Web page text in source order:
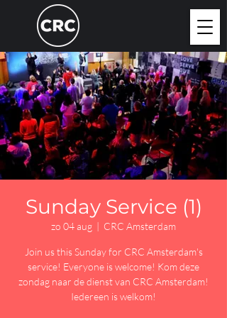
Sunday Service (1)
zo 04 aug
  |
CRC Amsterdam
Join us this Sunday for CRC Amsterdam's
service! Everyone is welcome! Kom deze
zondag naar de dienst van CRC Amsterdam!
Iedereen is welkom!